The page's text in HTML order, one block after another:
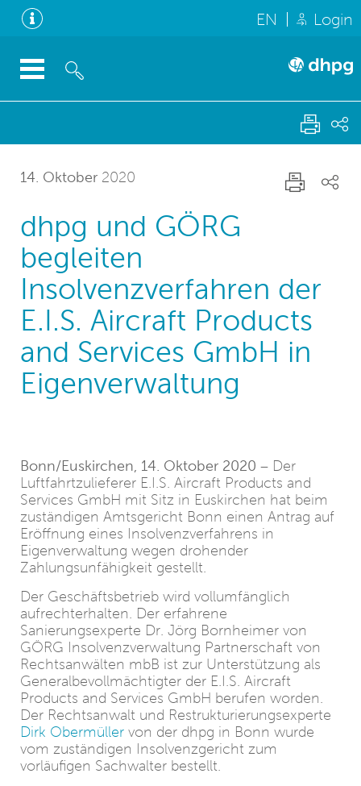
EN Login
14. Oktober 2020
dhpg und GÖRG
begleiten
Insolvenzverfahren der
E.I.S. Aircraft Products
and Services GmbH in
Eigenverwaltung
Bonn/Euskirchen, 14. Oktober 2020 – Der
Luftfahrtzulieferer E.I.S. Aircraft Products and
Services GmbH mit Sitz in Euskirchen hat beim
zuständigen Amtsgericht Bonn einen Antrag auf
Eröffnung eines Insolvenzverfahrens in
Eigenverwaltung wegen drohender
Zahlungsunfähigkeit gestellt.
Der Geschäftsbetrieb wird vollumfänglich
aufrechterhalten. Der erfahrene
Sanierungsexperte Dr. Jörg Bornheimer von
GÖRG Insolvenzverwaltung Partnerschaft von
Rechtsanwälten mbB ist zur Unterstützung als
Generalbevollmächtigter der E.I.S. Aircraft
Products and Services GmbH berufen worden.
Der Rechtsanwalt und Restrukturierungsexperte
Dirk Obermüller von der dhpg in Bonn wurde
vom zuständigen Insolvenzgericht zum
vorläufigen Sachwalter bestellt.